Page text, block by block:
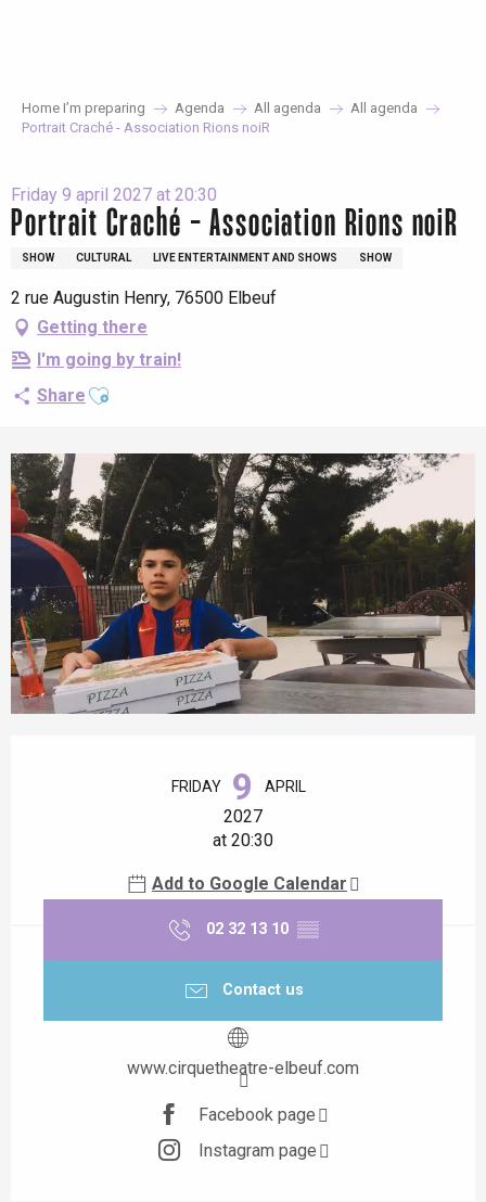
Home I’m preparing Agenda All agenda
All agenda
Portrait Craché - Association Rions noiR
Friday 9 april 2027 at 20:30
Portrait Craché - Association Rions noiR
SHOW CULTURAL LIVE ENTERTAINMENT AND SHOWS SHOW
2 rue Augustin Henry, 76500 Elbeuf
Getting there
I'm going by train!
Share Ajouter aux favoris
FRIDAY 9 APRIL
2027
at 20:30
Add to Google Calendar
02 32 13 10 ▒▒
Contact us
www.cirquetheatre-elbeuf.com
Facebook page
Instagram page